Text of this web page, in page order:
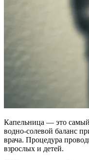
Капельница — это
водно-солевой баланс
врача. Процедура
взрослых и детей.